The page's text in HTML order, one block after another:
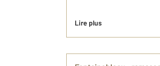
Lire plus